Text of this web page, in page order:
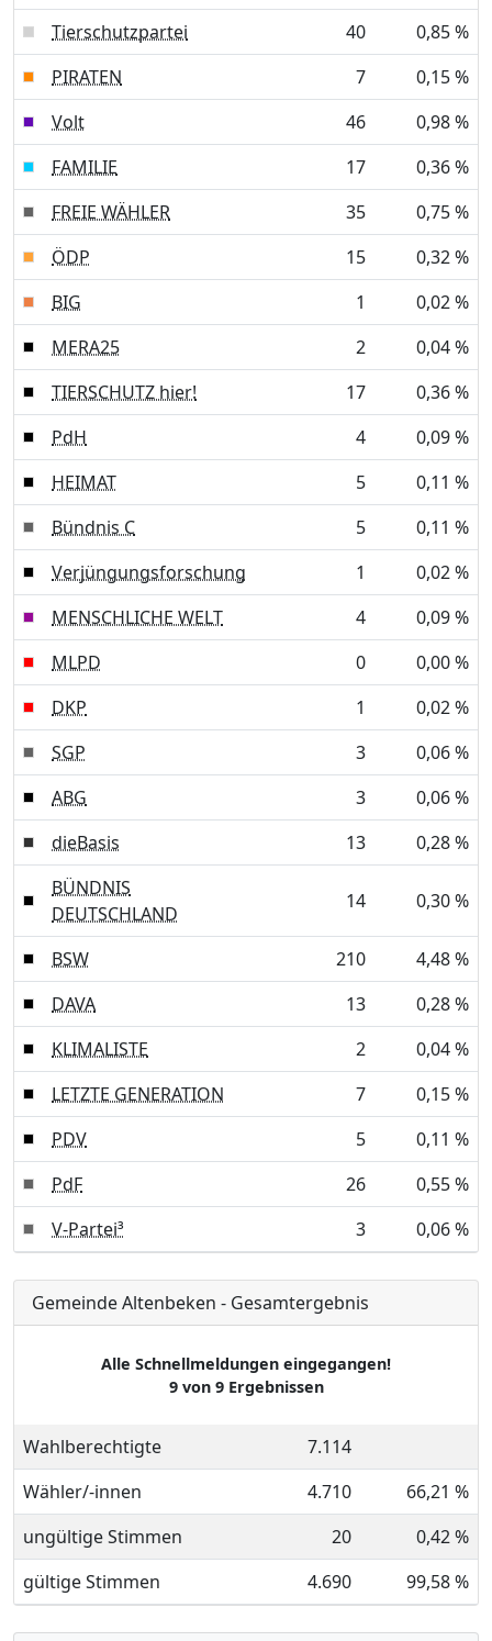
Tierschutzpartei
40
0,85 %
PIRATEN
7
0,15 %
Volt
46
0,98 %
FAMILIE
17
0,36 %
FREIE WÄHLER
35
0,75 %
ÖDP
15
0,32 %
BIG
1
0,02 %
MERA25
2
0,04 %
TIERSCHUTZ hier!
17
0,36 %
PdH
4
0,09 %
HEIMAT
5
0,11 %
Bündnis C
5
0,11 %
Verjüngungsforschung
1
0,02 %
MENSCHLICHE WELT
4
0,09 %
MLPD
0
0,00 %
DKP
1
0,02 %
SGP
3
0,06 %
ABG
3
0,06 %
dieBasis
13
0,28 %
BÜNDNIS
DEUTSCHLAND
14 0,30 %
BSW 210
4,48 %
DAVA
13
0,28 %
KLIMALISTE
2
0,04 %
LETZTE GENERATION
7
0,15 %
PDV
5
0,11 %
PdF
26
0,55 %
V-Partei³
3 0,06 %
Gemeinde Altenbeken - Gesamtergebnis
Alle Schnellmeldungen eingegangen!
9 von 9 Ergebnissen
Wahlberechtigte
7.114
Wähler/-innen
4.710
66,21 %
ungültige Stimmen
20
0,42 %
gültige Stimmen
4.690 99,58 %